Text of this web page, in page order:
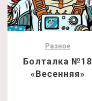
Разное
Болталка №18
«Весенняя»